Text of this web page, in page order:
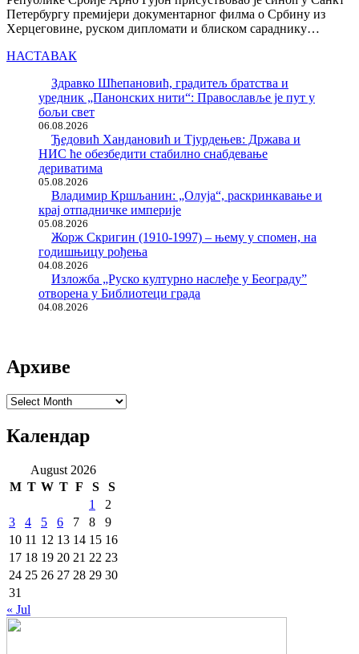
Петербургу премијери документарног филма о Србину из
Херцеговине, руском дипломати и блиском сараднику…
НАСТАВАК
Здравко Шћепановић, градитељ братства и
уредник „Панонских нити“: Православље је пут у
бољи свет
06.08.2026
Ђедовић Хандановић и Тјурдењев: Држава и
НИС ће обезбедити стабилно снабдевање
дериватима
05.08.2026
Владимир Кршљанин: „Олуја“, раскринкавање и
крај отпадничке империје
05.08.2026
Жорж Скригин (1910-1997) – њему у спомен, на
годишњицу рођења
04.08.2026
Изложба „Руско културно наслеђе у Београду”
отворена у Библиотеци града
04.08.2026
Архиве
Архиве
Календар
August 2026
M T W T F S
S
1
2
3
4 5 6 7 8
9
10 11 12 13 14 15 16
17 18 19 20 21 22 23
24 25 26 27 28 29 30
31
« Jul